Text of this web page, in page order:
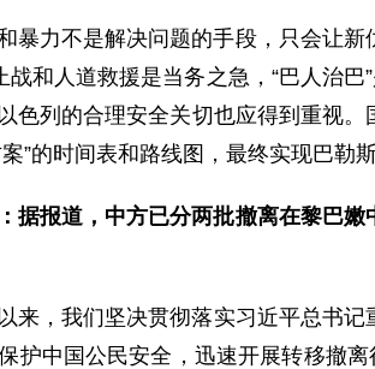
暴力不是解决问题的手段，只会让
战和人道救援是当务之急，“巴人治
色列的合理安全关切也应得到重视
”的时间表和路线图，最终实现巴勒
据报道，中方已分两批撤离在黎巴
来，我们坚决贯彻落实习近平总书
护中国公民安全，迅速开展转移撤